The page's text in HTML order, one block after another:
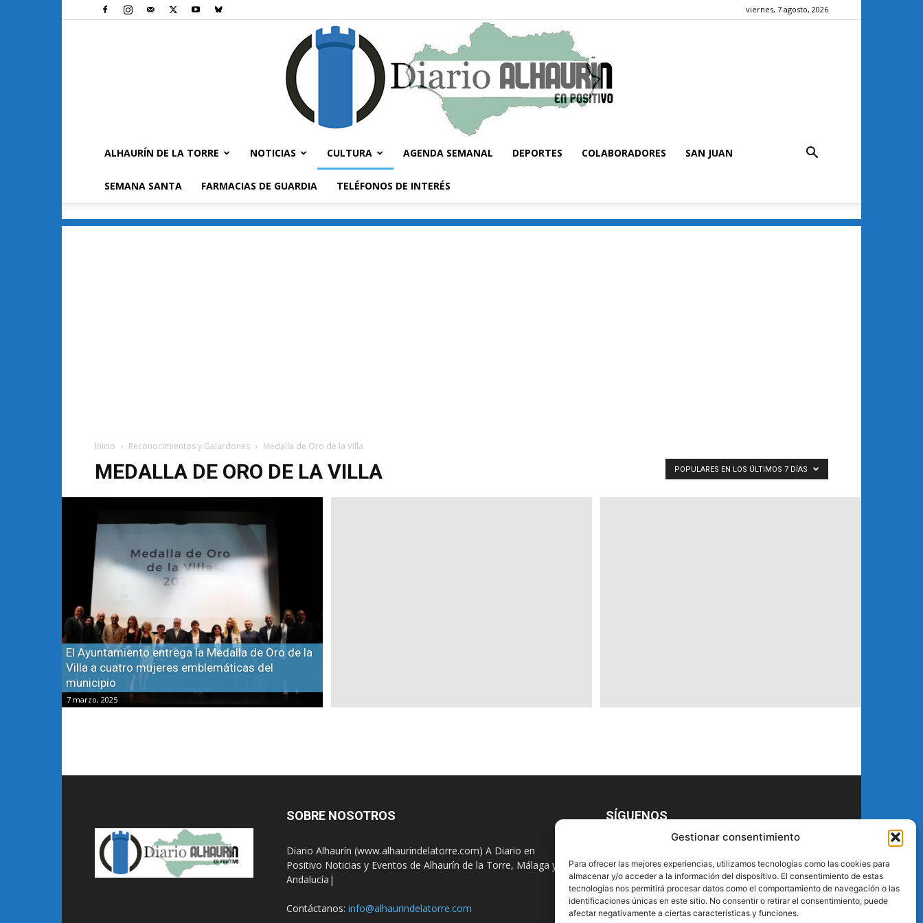
Gestionar consentimiento
Para ofrecer las mejores experiencias, utilizamos tecnologías como las cookies para
almacenar y/o acceder a la información del dispositivo. El consentimiento de estas
tecnologías nos permitirá procesar datos como el comportamiento de navegación o las
identificaciones únicas en este sitio. No consentir o retirar el consentimiento, puede
afectar negativamente a ciertas características y funciones.
viernes, 7 agosto, 2026
ALHAURÍN DE LA TORRE NOTICIAS CULTURA AGENDA SEMANAL DEPORTES COLABORADORES SAN JUAN
SEMANA SANTA FARMACIAS DE GUARDIA TELÉFONOS DE INTERÉS
Inicio Reconocimientos y Galardones Medalla de Oro de la Villa
MEDALLA DE ORO DE LA VILLA POPULARES EN LOS ÚLTIMOS 7 DÍAS
El Ayuntamiento entrega la Medalla de Oro de la
Villa a cuatro mujeres emblemáticas del
municipio
7 marzo, 2025
SOBRE NOSOTROS
Diario Alhaurín (www.alhaurindelatorre.com) A Diario en
Positivo Noticias y Eventos de Alhaurín de la Torre, Málaga y
Andalucía|
Contáctanos: info@alhaurindelatorre.com
SÍGUENOS